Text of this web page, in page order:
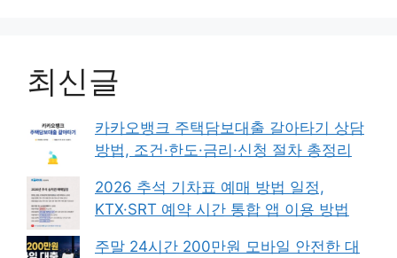
최신글
카카오뱅크 주택담보대출 갈아타기 상담
방법, 조건·한도·금리·신청 절차 총정리
2026 추석 기차표 예매 방법 일정,
KTX·SRT 예약 시간 통합 앱 이용 방법
주말 24시간 200만원 모바일 안전한 대